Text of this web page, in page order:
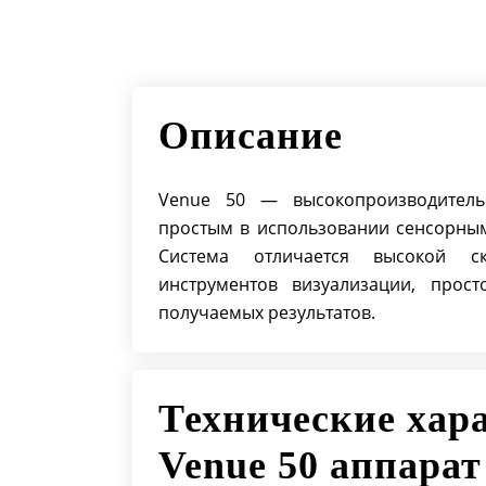
Описание
Venue 50 —
простым в использовании
Система отличается высокой
инструментов визуализации,
получаемых результатов.
Технические
Venue 50